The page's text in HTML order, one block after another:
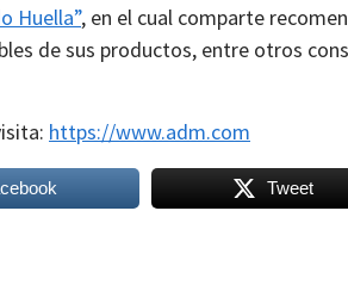
Huella”, en el cual comparte
de sus productos, entre otros
https://www.adm.com
Tweet